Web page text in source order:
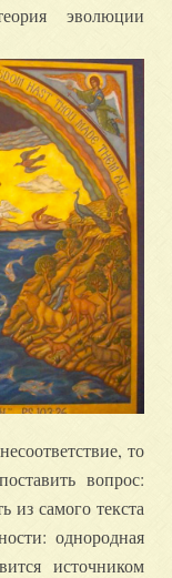
эволюции
то
вопрос:
из самого текста
однородная
источником